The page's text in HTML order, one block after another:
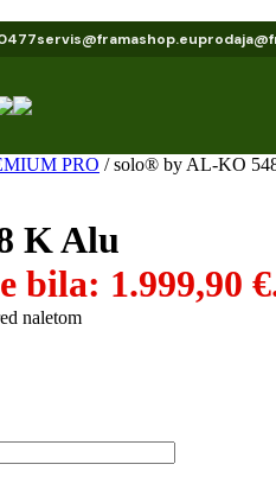
servis@framashop.eu
PRO / solo® by AL-KO
K Alu
bila: 1.999,90
naletom